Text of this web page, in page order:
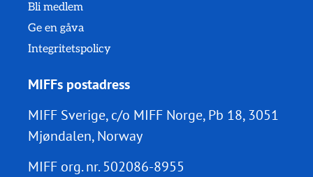
Bli medlem
Ge en gåva
Integritetspolicy
MIFFs postadress
MIFF Sverige, c/o MIFF Norge, Pb 18, 3051
Mjøndalen, Norway
MIFF org. nr.502086-8955